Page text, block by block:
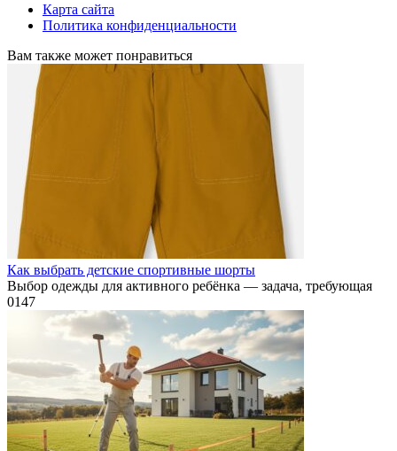
Карта сайта
Политика конфиденциальности
Вам также может понравиться
Как выбрать детские спортивные шорты
Выбор одежды для активного ребёнка — задача, требующая
0147